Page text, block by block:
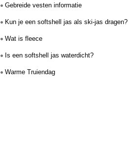
• Gebreide vesten informatie
• Kun je een softshell jas als ski-jas dragen?
• Wat is fleece
• Is een softshell jas waterdicht?
• Warme Truiendag